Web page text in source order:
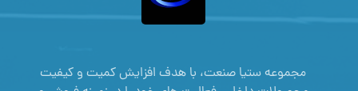
مجموعه ستیا صنعت، با هدف افزایش کمیت و کیفیت